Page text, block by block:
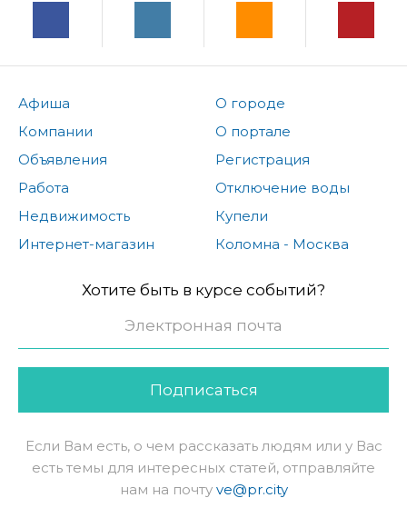
Афиша
Компании
Объявления
Работа
Недвижимость
Интернет-магазин
О городе
О портале
Регистрация
Отключение воды
Купели
Коломна - Москва
Хотите быть в курсе событий?
Подписаться
Если Вам есть, о чем рассказать людям или у Вас
есть темы для интересных статей, отправляйте
нам на почту ve@pr.city